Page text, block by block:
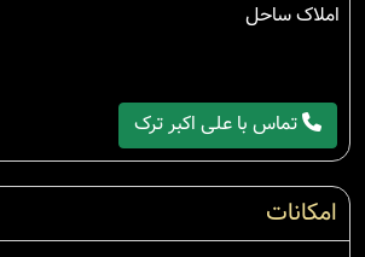
املاک ساحل
تماس با علی اکبر ترک
امکانات